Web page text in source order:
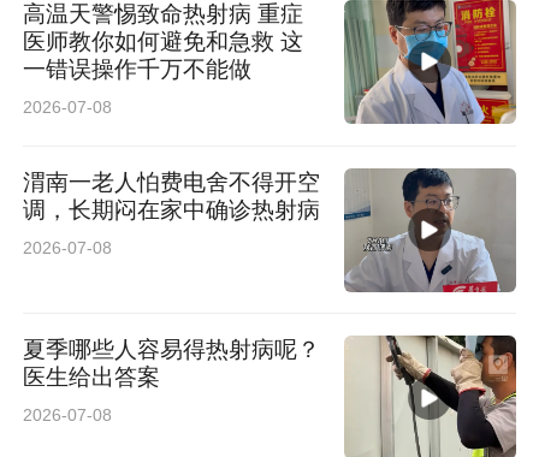
高温天警惕致命热射病 重症
医师教你如何避免和急救 这
一错误操作千万不能做
2026-07-08
渭南一老人怕费电舍不得开空
调，长期闷在家中确诊热射病
2026-07-08
夏季哪些人容易得热射病呢？
医生给出答案
2026-07-08